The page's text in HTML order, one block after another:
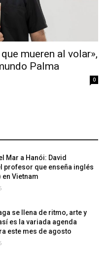
mueren al volar»,
Palma
0
Mar a Hanói: David
profesor que enseña inglés
en Vietnam
se llena de ritmo, arte y
es la variada agenda
este mes de agosto